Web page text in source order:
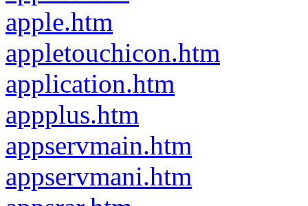
apple.htm
appletouchicon.htm
application.htm
appplus.htm
appservmain.htm
appservmani.htm